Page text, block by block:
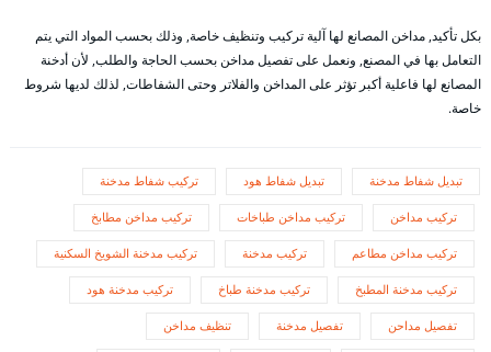
بكل تأكيد, مداخن المصانع لها آلية تركيب وتنظيف خاصة, وذلك بحسب المواد التي يتم
التعامل بها في المصنع, ونعمل على تفصيل مداخن بحسب الحاجة والطلب, لأن أدخنة
المصانع لها فاعلية أكبر تؤثر على المداخن والفلاتر وحتى الشفاطات, لذلك لديها شروط
خاصة.
تبديل شفاط مدخنة تبديل شفاط هود تركيب شفاط مدخنة
تركيب مداخن تركيب مداخن طباخات تركيب مداخن مطابخ
تركيب مداخن مطاعم تركيب مدخنة تركيب مدخنة الشويخ السكنية
تركيب مدخنة المطبخ تركيب مدخنة طباخ تركيب مدخنة هود
تفصيل مداحن تفصيل مدخنة تنظيف مداخن